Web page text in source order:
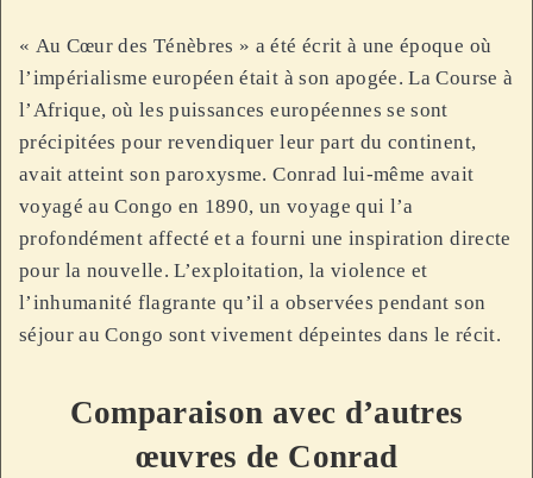
« Au Cœur des Ténèbres » a été écrit à une époque où
l’impérialisme européen était à son apogée. La Course à
l’Afrique, où les puissances européennes se sont
précipitées pour revendiquer leur part du continent,
avait atteint son paroxysme. Conrad lui-même avait
voyagé au Congo en 1890, un voyage qui l’a
profondément affecté et a fourni une inspiration directe
pour la nouvelle. L’exploitation, la violence et
l’inhumanité flagrante qu’il a observées pendant son
séjour au Congo sont vivement dépeintes dans le récit.
Comparaison avec d’autres
œuvres de Conrad